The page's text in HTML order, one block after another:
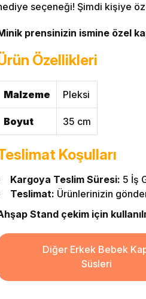
seçeneği! Şimdi kişiye
prensinizin ismine özel
Özellikleri
Malzeme Pleksi
Boyut 35 cm
Koşulları
Kargoya Teslim Süresi: 5 İş
Teslimat: Ürünlerinizin
Stand çekim için
Diğer Erkek Bebek
Süsleri